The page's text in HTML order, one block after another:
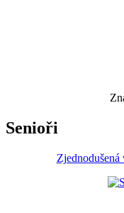
Senioři
Zjednodušená